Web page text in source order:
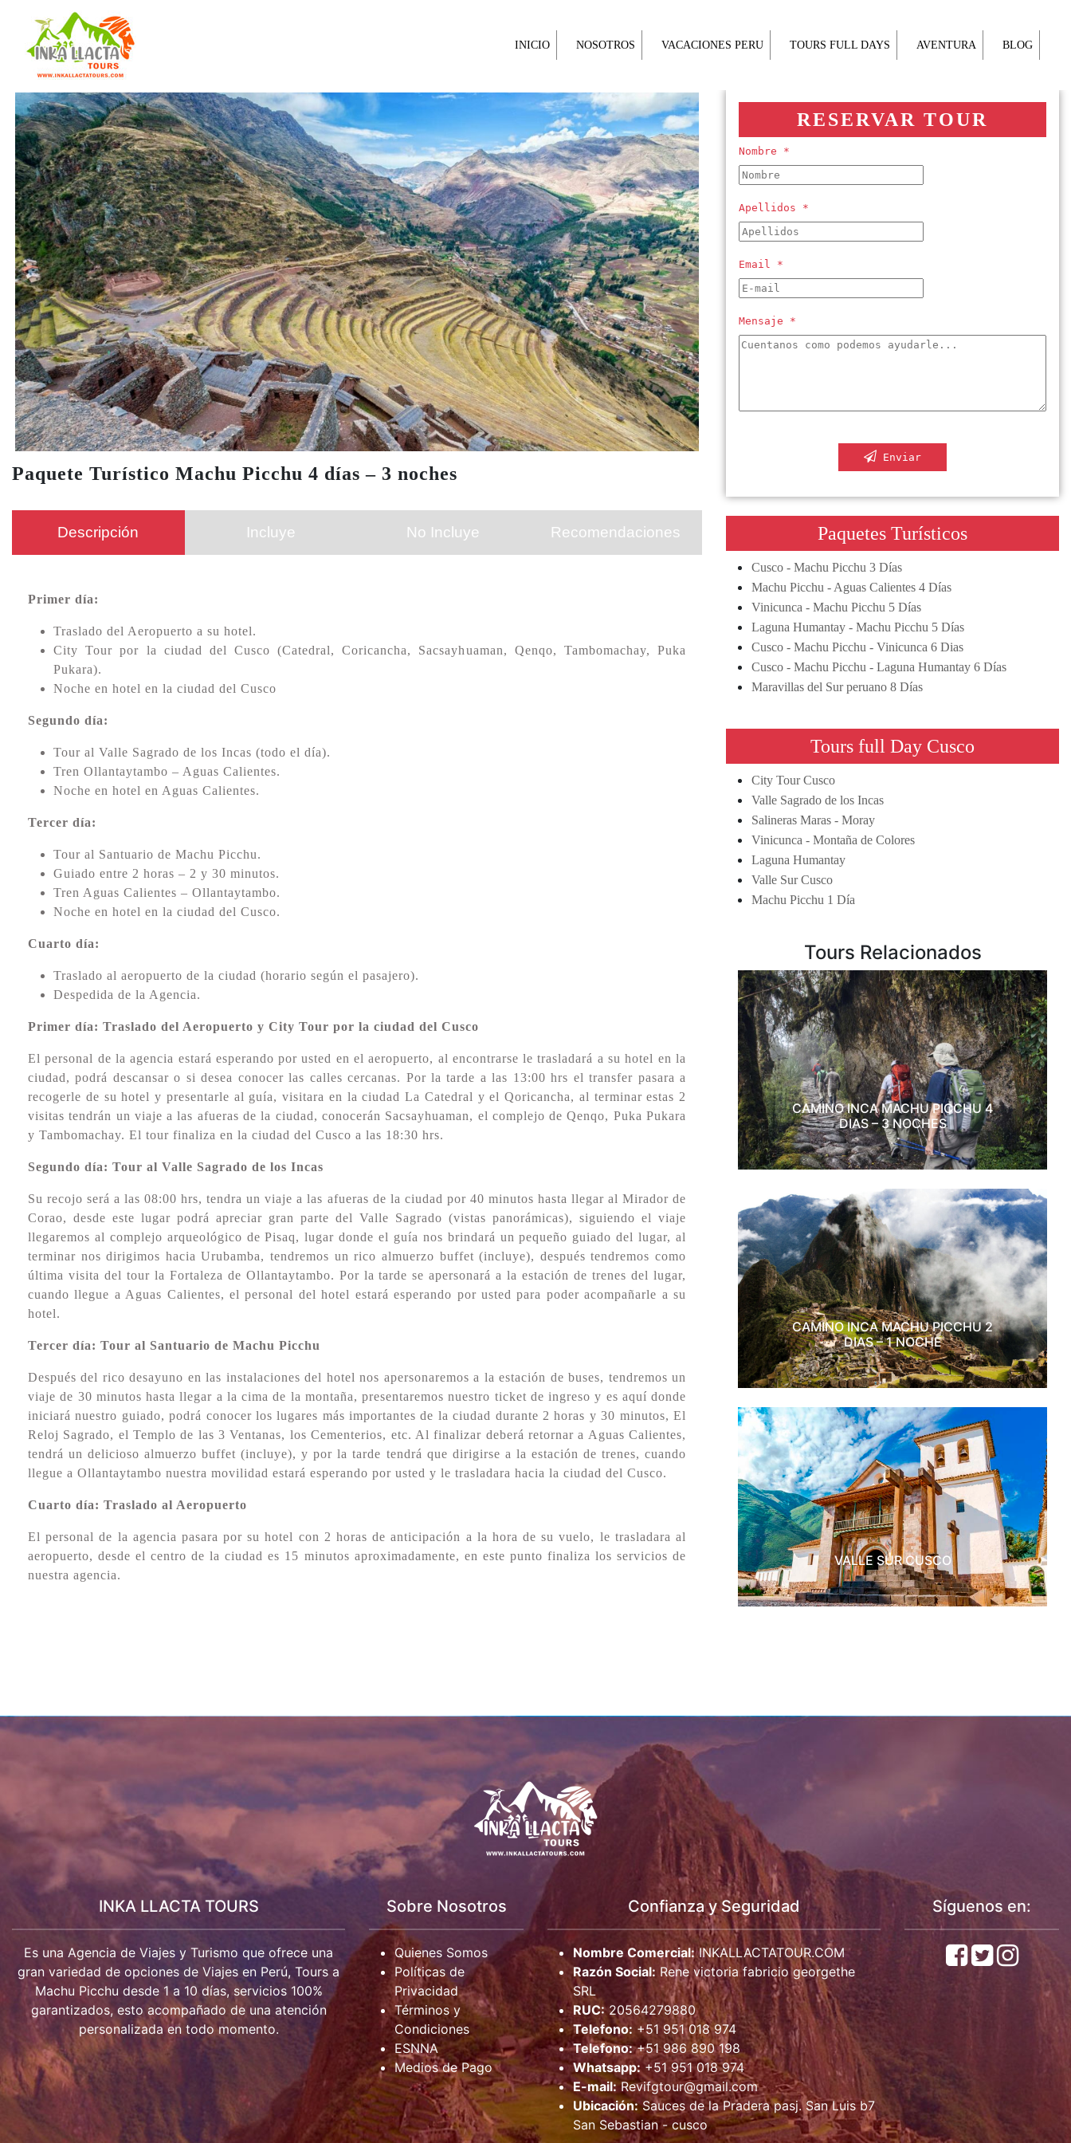
INICIO NOSOTROS VACACIONES PERU TOURS FULL DAYS AVENTURA BLOG
Paquete Turístico Machu Picchu 4 días – 3 noches
Descripción Incluye No Incluye Recomendaciones
Primer día:
Traslado del Aeropuerto a su hotel.
City Tour por la ciudad del Cusco (Catedral, Coricancha, Sacsayhuaman, Qenqo, Tambomachay, Puka
Pukara).
Noche en hotel en la ciudad del Cusco
Segundo día:
Tour al Valle Sagrado de los Incas (todo el día).
Tren Ollantaytambo – Aguas Calientes.
Noche en hotel en Aguas Calientes.
Tercer día:
Tour al Santuario de Machu Picchu.
Guiado entre 2 horas – 2 y 30 minutos.
Tren Aguas Calientes – Ollantaytambo.
Noche en hotel en la ciudad del Cusco.
Cuarto día:
Traslado al aeropuerto de la ciudad (horario según el pasajero).
Despedida de la Agencia.
Primer día: Traslado del Aeropuerto y City Tour por la ciudad del Cusco
El personal de la agencia estará esperando por usted en el aeropuerto, al encontrarse le trasladará a su hotel en la
ciudad, podrá descansar o si desea conocer las calles cercanas. Por la tarde a las 13:00 hrs el transfer pasara a
recogerle de su hotel y presentarle al guía, visitara en la ciudad La Catedral y el Qoricancha, al terminar estas 2
visitas tendrán un viaje a las afueras de la ciudad, conocerán Sacsayhuaman, el complejo de Qenqo, Puka Pukara
y Tambomachay. El tour finaliza en la ciudad del Cusco a las 18:30 hrs.
Segundo día: Tour al Valle Sagrado de los Incas
Su recojo será a las 08:00 hrs, tendra un viaje a las afueras de la ciudad por 40 minutos hasta llegar al Mirador de
Corao, desde este lugar podrá apreciar gran parte del Valle Sagrado (vistas panorámicas), siguiendo el viaje
llegaremos al complejo arqueológico de Pisaq, lugar donde el guía nos brindará un pequeño guiado del lugar, al
terminar nos dirigimos hacia Urubamba, tendremos un rico almuerzo buffet (incluye), después tendremos como
última visita del tour la Fortaleza de Ollantaytambo. Por la tarde se apersonará a la estación de trenes del lugar,
cuando llegue a Aguas Calientes, el personal del hotel estará esperando por usted para poder acompañarle a su
hotel.
Tercer día: Tour al Santuario de Machu Picchu
Después del rico desayuno en las instalaciones del hotel nos apersonaremos a la estación de buses, tendremos un
viaje de 30 minutos hasta llegar a la cima de la montaña, presentaremos nuestro ticket de ingreso y es aquí donde
iniciará nuestro guiado, podrá conocer los lugares más importantes de la ciudad durante 2 horas y 30 minutos, El
Reloj Sagrado, el Templo de las 3 Ventanas, los Cementerios, etc. Al finalizar deberá retornar a Aguas Calientes,
tendrá un delicioso almuerzo buffet (incluye), y por la tarde tendrá que dirigirse a la estación de trenes, cuando
llegue a Ollantaytambo nuestra movilidad estará esperando por usted y le trasladara hacia la ciudad del Cusco.
Cuarto día: Traslado al Aeropuerto
El personal de la agencia pasara por su hotel con 2 horas de anticipación a la hora de su vuelo, le trasladara al
aeropuerto, desde el centro de la ciudad es 15 minutos aproximadamente, en este punto finaliza los servicios de
nuestra agencia.
RESERVAR TOUR
Nombre *
Apellidos *
Email *
Mensaje *
Enviar
Paquetes Turísticos
Cusco - Machu Picchu 3 Días
Machu Picchu - Aguas Calientes 4 Días
Vinicunca - Machu Picchu 5 Días
Laguna Humantay - Machu Picchu 5 Días
Cusco - Machu Picchu - Vinicunca 6 Dias
Cusco - Machu Picchu - Laguna Humantay 6 Días
Maravillas del Sur peruano 8 Días
Tours full Day Cusco
City Tour Cusco
Valle Sagrado de los Incas
Salineras Maras - Moray
Vinicunca - Montaña de Colores
Laguna Humantay
Valle Sur Cusco
Machu Picchu 1 Día
Tours Relacionados
CAMINO INCA MACHU PICCHU 4
DIAS – 3 NOCHES
CAMINO INCA MACHU PICCHU 2
DIAS – 1 NOCHE
VALLE SUR CUSCO
INKA LLACTA TOURS
Es una Agencia de Viajes y Turismo que ofrece una
gran variedad de opciones de Viajes en Perú, Tours a
Machu Picchu desde 1 a 10 días, servicios 100%
garantizados, esto acompañado de una atención
personalizada en todo momento.
Sobre Nosotros
Quienes Somos
Políticas de
Privacidad
Términos y
Condiciones
ESNNA
Medios de Pago
Confianza y Seguridad
Nombre Comercial:INKALLACTATOUR.COM
Razón Social: Rene victoria fabricio georgethe
SRL
RUC:20564279880
Telefono: +51 951 018 974
Telefono:+51 986 890 198
Whatsapp:+51 951 018 974
E-mail:Revifgtour@gmail.com
Ubicación:Sauces de la Pradera pasj. San Luis b7
San Sebastian - cusco
Síguenos en: